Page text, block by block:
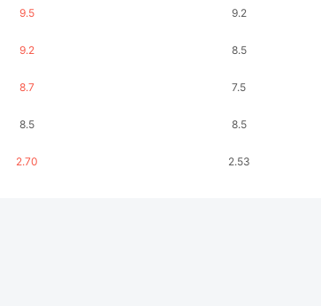
9.5
9.2
8.7
8.5
2.70
9.2
8.5
7.5
8.5
2.53